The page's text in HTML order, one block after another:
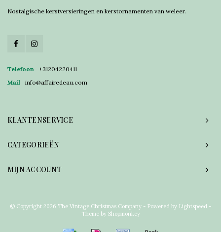
Nostalgische kerstversieringen en kerstornamenten van weleer.
Telefoon
+31204220411
Mail
info@affairedeau.com
KLANTENSERVICE
CATEGORIEËN
MIJN ACCOUNT
© Copyright 2026 The Vintage Christmas Company - Powered by Lightspeed -
Theme by Shopmonkey